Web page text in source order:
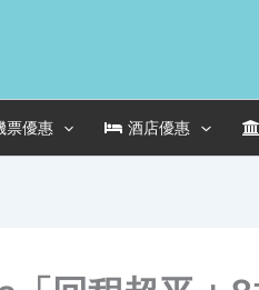
票優惠 酒店優惠